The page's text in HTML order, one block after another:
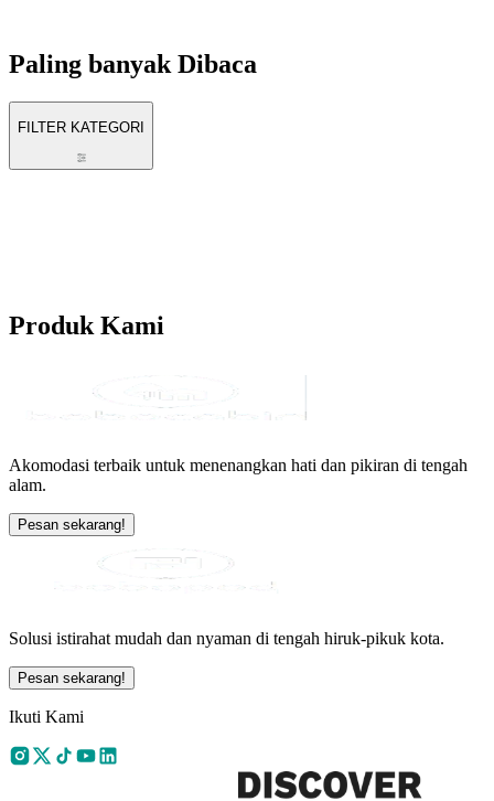
Paling banyak Dibaca
FILTER KATEGORI
ProdukKami
Akomodasi terbaik untuk menenangkan hati dan pikiran di tengah
alam.
Pesan sekarang!
Solusi istirahat mudah dan nyaman di tengah hiruk-pikuk kota.
Pesan sekarang!
Ikuti Kami